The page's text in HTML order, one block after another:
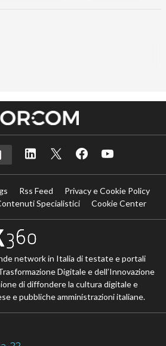
Rss Feed
Privacy e Cookie Policy
Specialistici
Cookie Center
network in Italia di testate e portali
Digitale e dell’Innovazione
di diffondere la cultura digitale e
e pubbliche amministrazioni italiane.